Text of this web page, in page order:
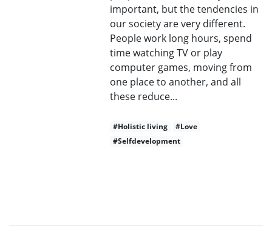
important, but the tendencies in
our society are very different.
People work long hours, spend
time watching TV or play
computer games, moving from
one place to another, and all
these reduce...
#Holistic living
#Love
#Selfdevelopment